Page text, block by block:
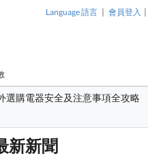
Language 語言 | 會員登入 |
選購電器安全及注意事項全攻略
新新聞